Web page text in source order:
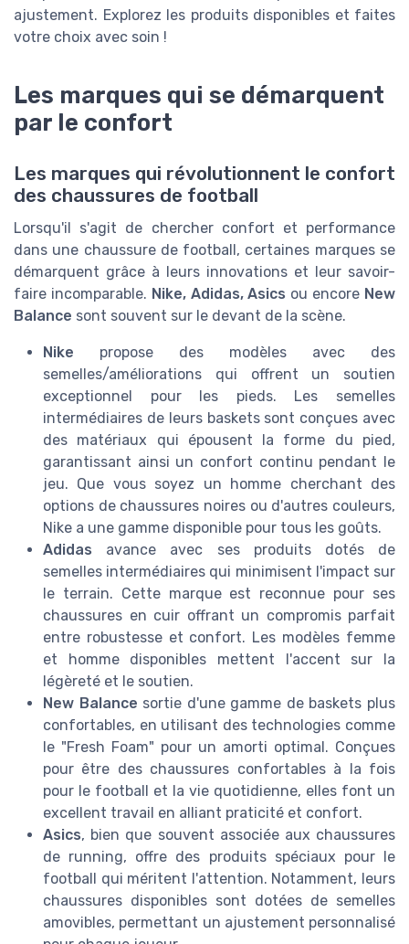
ajustement. Explorez les produits disponibles et faites
votre choix avec soin !
Les marques qui se démarquent
par le confort
Les marques qui révolutionnent le confort
des chaussures de football
Lorsqu'il s'agit de chercher confort et performance
dans une chaussure de football, certaines marques se
démarquent grâce à leurs innovations et leur savoir-
faire incomparable. Nike, Adidas, Asics ou encore New
Balance sont souvent sur le devant de la scène.
Nike propose des modèles avec des
semelles/améliorations qui offrent un soutien
exceptionnel pour les pieds. Les semelles
intermédiaires de leurs baskets sont conçues avec
des matériaux qui épousent la forme du pied,
garantissant ainsi un confort continu pendant le
jeu. Que vous soyez un homme cherchant des
options de chaussures noires ou d'autres couleurs,
Nike a une gamme disponible pour tous les goûts.
Adidas avance avec ses produits dotés de
semelles intermédiaires qui minimisent l'impact sur
le terrain. Cette marque est reconnue pour ses
chaussures en cuir offrant un compromis parfait
entre robustesse et confort. Les modèles femme
et homme disponibles mettent l'accent sur la
légèreté et le soutien.
New Balance sortie d'une gamme de baskets plus
confortables, en utilisant des technologies comme
le "Fresh Foam" pour un amorti optimal. Conçues
pour être des chaussures confortables à la fois
pour le football et la vie quotidienne, elles font un
excellent travail en alliant praticité et confort.
Asics, bien que souvent associée aux chaussures
de running, offre des produits spéciaux pour le
football qui méritent l'attention. Notamment, leurs
chaussures disponibles sont dotées de semelles
amovibles, permettant un ajustement personnalisé